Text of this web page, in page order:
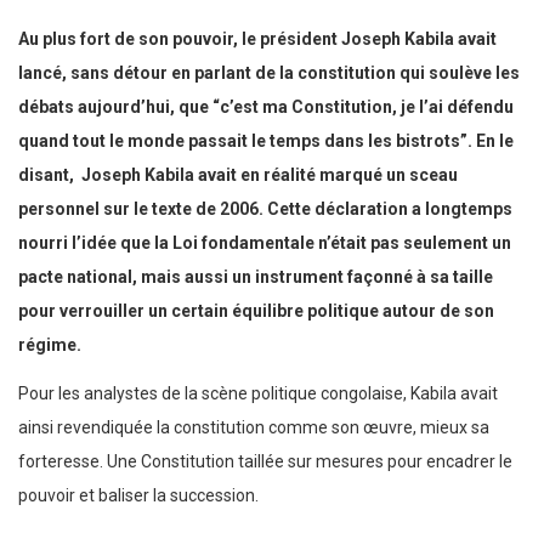
Au plus fort de son pouvoir, le président Joseph Kabila avait
lancé, sans détour en parlant de la constitution qui soulève les
débats aujourd’hui, que “c’est ma Constitution, je l’ai défendu
quand tout le monde passait le temps dans les bistrots”. En le
disant, Joseph Kabila avait en réalité marqué un sceau
personnel sur le texte de 2006. Cette déclaration a longtemps
nourri l’idée que la Loi fondamentale n’était pas seulement un
pacte national, mais aussi un instrument façonné à sa taille
pour verrouiller un certain équilibre politique autour de son
régime.
Pour les analystes de la scène politique congolaise, Kabila avait
ainsi revendiquée la constitution comme son œuvre, mieux sa
forteresse. Une Constitution taillée sur mesures pour encadrer le
pouvoir et baliser la succession.